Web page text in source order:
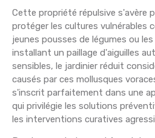
Cette propriété répulsive s'avère
protéger les cultures vulnérables
jeunes pousses de légumes ou
installant un paillage d'aiguilles
sensibles, le jardinier réduit
causés par ces mollusques
s'inscrit parfaitement dans une
qui privilégie les solutions
les interventions curatives